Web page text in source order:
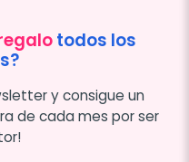
todos los
y consigue un
de cada mes por ser